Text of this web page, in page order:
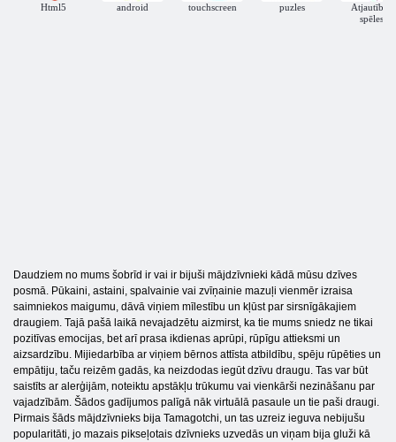
Html5 android touchscreen puzles
Atjautības
spēles
Daudziem no mums šobrīd ir vai ir bijuši mājdzīvnieki kādā mūsu dzīves
posmā. Pūkaini, astaini, spalvainie vai zvīņainie mazuļi vienmēr izraisa
saimniekos maigumu, dāvā viņiem mīlestību un kļūst par sirsnīgākajiem
draugiem. Tajā pašā laikā nevajadzētu aizmirst, ka tie mums sniedz ne tikai
pozitīvas emocijas, bet arī prasa ikdienas aprūpi, rūpīgu attieksmi un
aizsardzību. Mijiedarbība ar viņiem bērnos attīsta atbildību, spēju rūpēties un
empātiju, taču reizēm gadās, ka neizdodas iegūt dzīvu draugu. Tas var būt
saistīts ar alerģijām, noteiktu apstākļu trūkumu vai vienkārši nezināšanu par
vajadzībām. Šādos gadījumos palīgā nāk virtuālā pasaule un tie paši draugi.
Pirmais šāds mājdzīvnieks bija Tamagotchi, un tas uzreiz ieguva nebijušu
popularitāti, jo mazais pikseļotais dzīvnieks uzvedās un viņam bija gluži kā